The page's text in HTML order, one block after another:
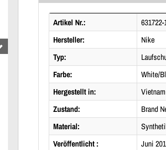
Artikel Nr.:
631722-
Hersteller:
Nike
Typ:
Farbe:
White/
Hergestellt in:
Vietnam
Zustand:
Brand
Material:
Veröffentlicht :
Juni